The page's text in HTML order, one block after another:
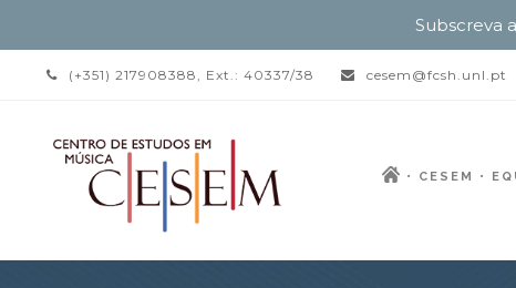
(+351) 217908388, Ext.: 40337/38 cesem@fcsh.unl.pt
CESEM
Subscreva